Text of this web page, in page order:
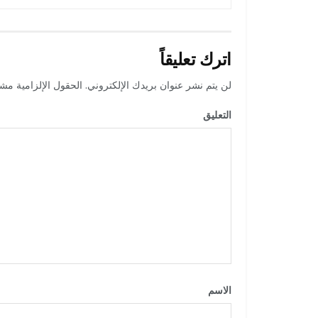
اترك تعليقاً
لن يتم نشر عنوان بريدك الإلكتروني. الحقول الإلزامية
التعليق
الاسم